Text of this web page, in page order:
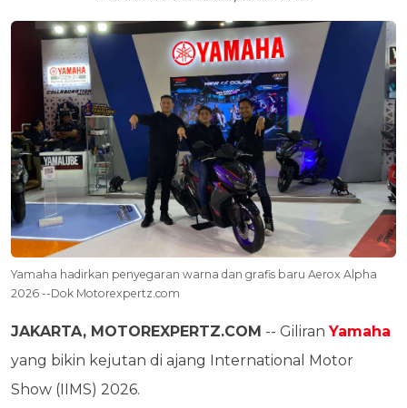
Yamaha hadirkan penyegaran warna dan grafis baru Aerox Alpha
2026 --Dok Motorexpertz.com
JAKARTA, MOTOREXPERTZ.COM -- GiliranYamaha
yang bikin kejutan di ajang International Motor
Show (IIMS) 2026.